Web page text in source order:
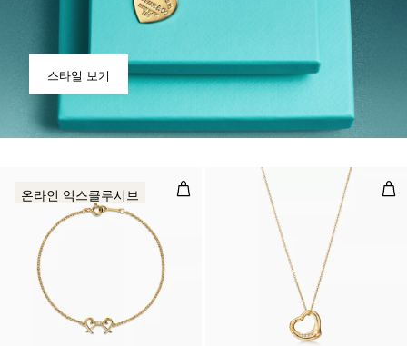
스타일 보기
더블 러빙 하트 브레이슬릿
온라인 익스클루시브 오